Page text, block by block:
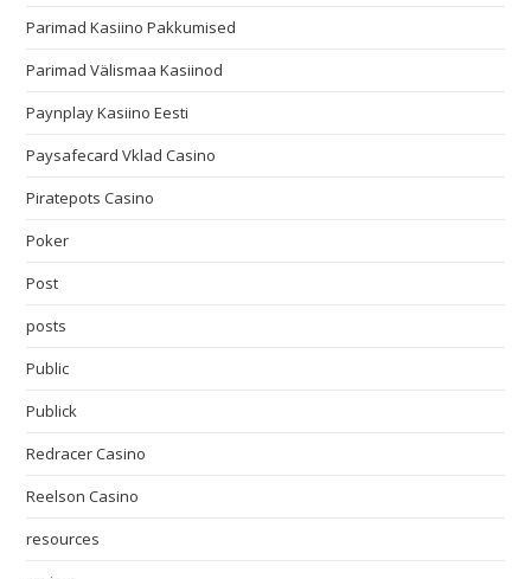
Parimad Kasiino Pakkumised
Parimad Välismaa Kasiinod
Paynplay Kasiino Eesti
Paysafecard Vklad Casino
Piratepots Casino
Poker
Post
posts
Public
Publick
Redracer Casino
Reelson Casino
resources